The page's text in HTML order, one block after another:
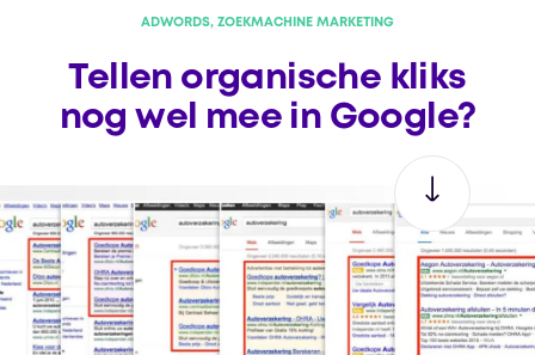
ADWORDS, ZOEKMACHINE MARKETING
Tellen organische kliks
nog wel mee in Google?